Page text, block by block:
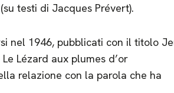
testi di Jacques Prévert).
nel 1946, pubblicati con il titolo
Lézard aux plumes d’or
relazione con la parola che ha